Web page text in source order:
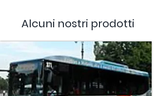
Alcuni nostri prodotti